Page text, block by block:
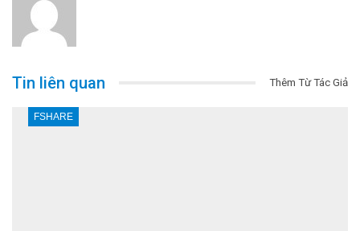
Tin liên quan Thêm Từ Tác Giả
FSHARE